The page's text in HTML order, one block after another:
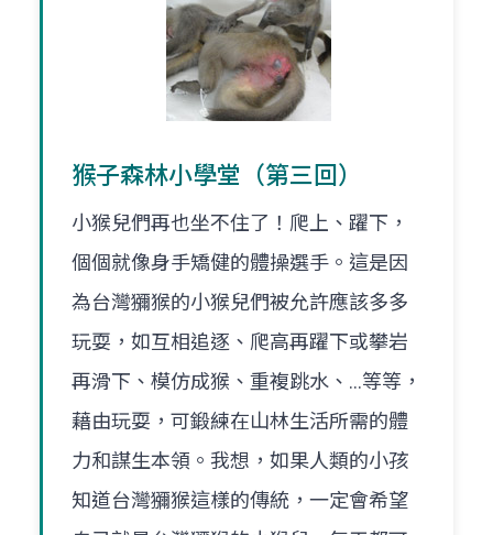
猴子森林小學堂（第三回）
小猴兒們再也坐不住了！爬上、躍下，
個個就像身手矯健的體操選手。這是因
為台灣獼猴的小猴兒們被允許應該多多
玩耍，如互相追逐、爬高再躍下或攀岩
再滑下、模仿成猴、重複跳水、…等等，
藉由玩耍，可鍛練在山林生活所需的體
力和謀生本領。我想，如果人類的小孩
知道台灣獼猴這樣的傳統，一定會希望